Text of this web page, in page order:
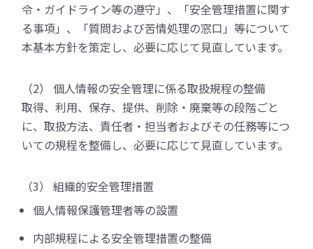
令・ガイドライン等の遵守」、「安全管理措置に関す
る事項」、「質問および苦情処理の窓口」等について
本基本方針を策定し、必要に応じて見直しています。
（2） 個人情報の安全管理に係る取扱規程の整備
取得、利用、保存、提供、削除・廃棄等の段階ごと
に、取扱方法、責任者・担当者およびその任務等につ
いての規程を整備し、必要に応じて見直しています。
（3） 組織的安全管理措置
個人情報保護管理者等の設置
内部規程による安全管理措置の整備